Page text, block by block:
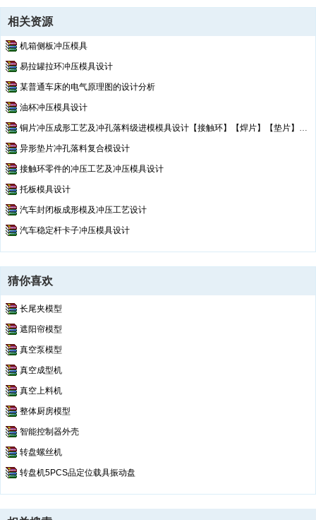
down_dianban.dwg--点击预览
down_gudingban.bak
down_gudingban.dwg--点击预览
down_xieliaoban.bak
down_xieliaoban.dwg--点击预览
drw_all.dwg--点击预览
top_dian_ban.dwg--点击预览
top_gudingba.dwg--点击预览
top_tuijianban.dwg--点击预览
上凸模.dwg--点击预览
凹凸模.dwg--点击预览
pch.doc--点击预览
标准产品图.bak
标准产品图.dwg--点击预览
说明书.doc--点击预览
料材料规格规格价格价格 M8 内六角螺钉内六角螺钉10 M8 80 (标准件
标准件) 上模垫板上模垫板1Cr12 1009010 (表面已磨表面已磨) 圆柱销
圆柱销4 D650 (标准件标准件) GB2863.1-81 圆凸模圆凸模 1Cr12
AI3.154040 (标准件标准件) 切口凸模块切口凸模块1Cr12 2010451045
毛胚毛胚
相关资源
机箱侧板冲压模具
易拉罐拉环冲压模具设计
某普通车床的电气原理图的设计分析
油杯冲压模具设计
铜片冲压成形工艺及冲孔落料级进模模具设计【接触环】【焊片】【垫片】【说明书+CAD】
异形垫片冲孔落料复合模设计
接触环零件的冲压工艺及冲压模具设计
托板模具设计
汽车封闭板成形模及冲压工艺设计
汽车稳定杆卡子冲压模具设计
猜你喜欢
长尾夹模型
遮阳帘模型
真空泵模型
真空成型机
真空上料机
整体厨房模型
智能控制器外壳
转盘螺丝机
转盘机5PCS品定位载具振动盘